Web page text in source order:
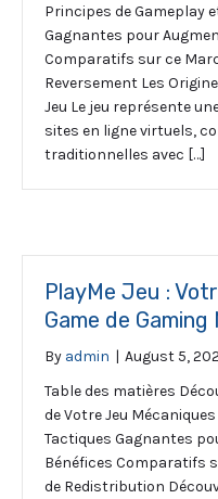
Principes de Gameplay
Gagnantes pour
Comparatifs sur ce
Reversement Les
Jeu Le jeu représente
sites en ligne virtuels,
traditionnelles avec […]
PlayMe Jeu :
Game de
By admin | August 5,
Table des matières
de Votre Jeu
Tactiques Gagnantes
Bénéfices Comparatifs
de Redistribution